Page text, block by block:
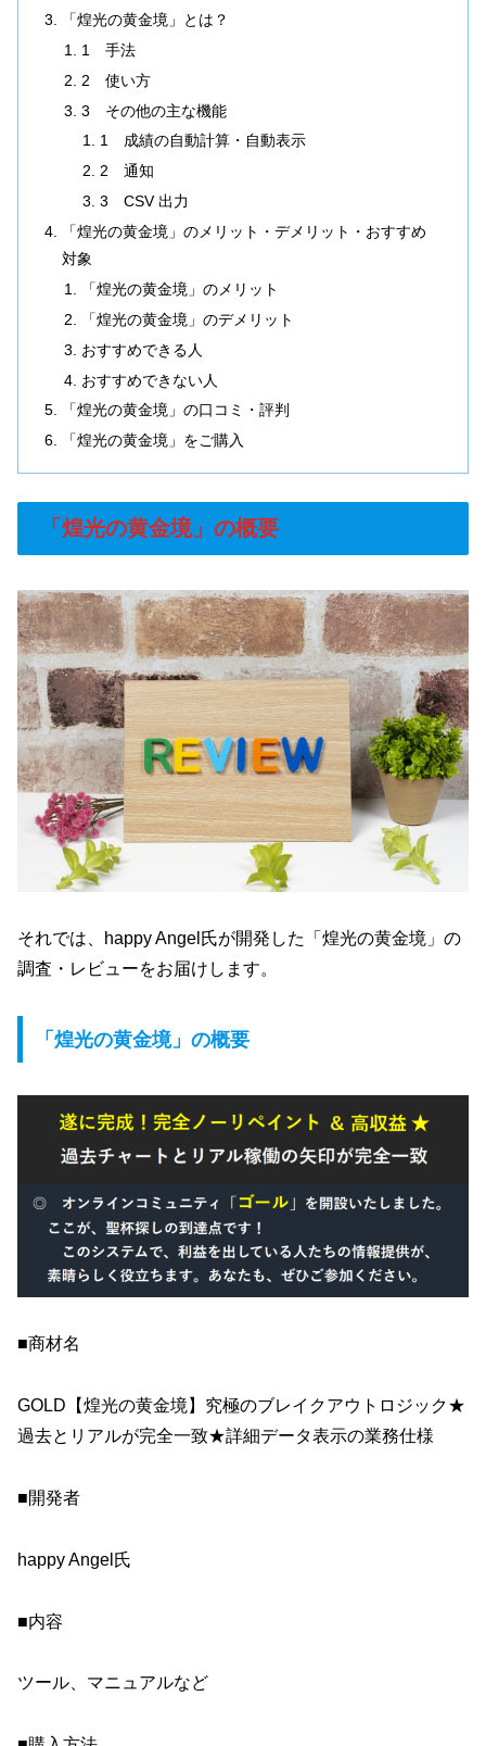
「煌光の黄金境」とは？
1 手法
2 使い方
3 その他の主な機能
1 成績の自動計算・自動表示
2 通知
3 CSV 出力
「煌光の黄金境」のメリット・デメリット・おすすめ
対象
「煌光の黄金境」のメリット
「煌光の黄金境」のデメリット
おすすめできる人
おすすめできない人
「煌光の黄金境」の口コミ・評判
「煌光の黄金境」をご購入
「煌光の黄金境」の概要
それでは、happy Angel氏が開発した「煌光の黄金境」の
調査・レビューをお届けします。
「煌光の黄金境」の概要
■商材名
GOLD【煌光の黄金境】究極のブレイクアウトロジック★
過去とリアルが完全一致★詳細データ表示の業務仕様
■開発者
happy Angel氏
■内容
ツール、マニュアルなど